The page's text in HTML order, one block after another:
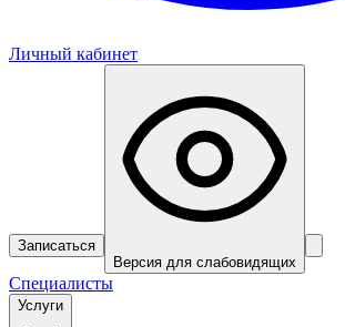
Личный кабинет
Записаться
Версия для слабовидящих
Специалисты
Услуги